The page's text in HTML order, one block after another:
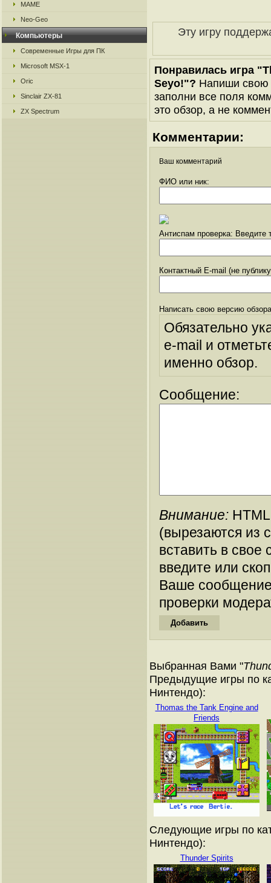
MAME
Neo-Geo
Компьютеры
Современные Игры для ПК
Microsoft MSX-1
Oric
Sinclair ZX-81
ZX Spectrum
Эту игру
Понравилась игра
Seyo!"? Напиши свою
заполни все поля
это обзор, а не
Комментарии:
Ваш комментарий
ФИО или ник:
Антиспам проверка: Введите
Контактный E-mail (не
Написать свою версию
Обязательно
e-mail и
именно обзор.
Сообщение:
Внимание:
(вырезаются из
вставить в
введите или
Ваше
проверки
Выбранная Вами "
Предыдущие игры по
Нинтендо):
Thomas the Tank Engine and
Friends
Следующие игры по
Нинтендо):
Thunder Spirits